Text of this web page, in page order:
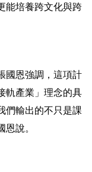
能培養跨文化與跨
國恩強調，這項計
軌產業」理念的具
們輸出的不只是課
說。